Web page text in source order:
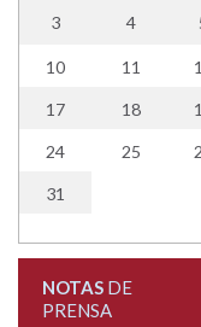
3 4
10 11
17 18
24 25
31
NOTASDE
PRENSA